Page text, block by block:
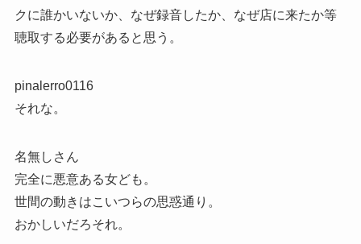
クに誰かいないか、なぜ録音したか、なぜ店に来たか等
聴取する必要があると思う。
pinalerro0116
それな。
名無しさん
完全に悪意ある女ども。
世間の動きはこいつらの思惑通り。
おかしいだろそれ。